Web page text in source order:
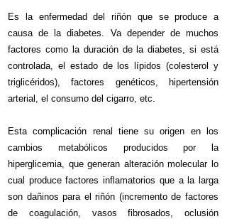
Es la enfermedad del riñón que se produce a
causa de la diabetes. Va depender de muchos
factores como la duración de la diabetes, si está
controlada, el estado de los lípidos (colesterol y
triglicéridos), factores genéticos, hipertensión
arterial, el consumo del cigarro, etc.
Esta complicación renal tiene su origen en los
cambios metabólicos producidos por la
hiperglicemia, que generan alteración molecular lo
cual produce factores inflamatorios que a la larga
son dañinos para el riñón (incremento de factores
de coagulación, vasos fibrosados, oclusión